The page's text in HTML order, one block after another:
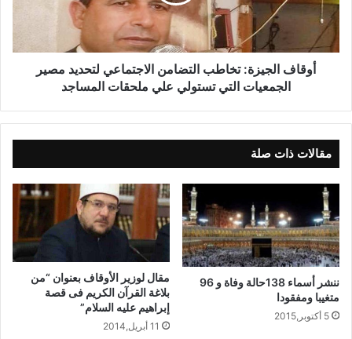
أوقاف الجيزة: تخاطب التضامن الاجتماعي لتحديد مصير
الجمعيات التي تستولي علي ملحقات المساجد
مقالات ذات صلة
ننشر أسماء 138حالة وفاة و 96
متغيبا ومفقودا
5 أكتوبر,2015
مقال لوزير الأوقاف بعنوان “من
بلاغة القرآن الكريم فى قصة
إبراهيم عليه السلام”
11 أبريل,2014